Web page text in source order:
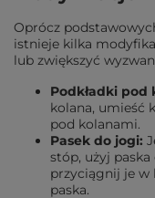
Oprócz
istnieje kilka
lub zwiększyć
Podkładki pod
kolana, umieść
pod kolanami.
Pasek do jogi:
stóp, użyj
przyciągnij je w
paska.